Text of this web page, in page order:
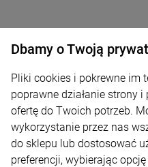
Dbamy o Twoją
Pliki cookies i pokrewne im
poprawne działanie strony
ofertę do Twoich potrzeb.
wykorzystanie przez nas
do sklepu lub dostosować
preferencji, wybierając